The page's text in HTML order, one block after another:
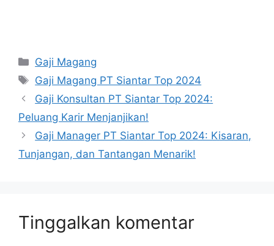
Kategori
Gaji Magang
Tag
Gaji Magang PT Siantar Top 2024
Gaji Konsultan PT Siantar Top 2024:
Peluang Karir Menjanjikan!
Gaji Manager PT Siantar Top 2024: Kisaran,
Tunjangan, dan Tantangan Menarik!
Tinggalkan komentar